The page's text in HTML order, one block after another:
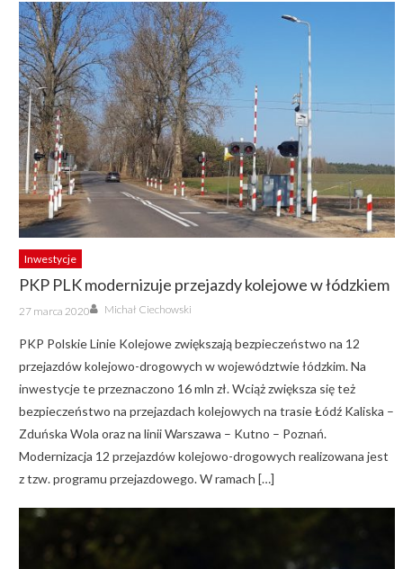
Inwestycje
PKP PLK modernizuje przejazdy kolejowe w łódzkiem
Posted
on
27 marca 2020 Author
Michał Ciechowski
PKP Polskie Linie Kolejowe zwiększają bezpieczeństwo na 12
przejazdów kolejowo-drogowych w województwie łódzkim. Na
inwestycje te przeznaczono 16 mln zł. Wciąż zwiększa się też
bezpieczeństwo na przejazdach kolejowych na trasie Łódź Kaliska –
Zduńska Wola oraz na linii Warszawa – Kutno – Poznań.
Modernizacja 12 przejazdów kolejowo-drogowych realizowana jest
z tzw. programu przejazdowego. W ramach […]